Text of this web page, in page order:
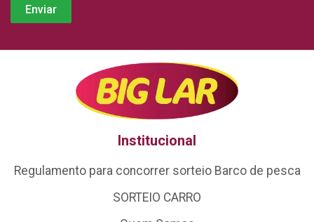
Institucional
Regulamento para concorrer sorteio Barco de pesca
SORTEIO CARRO